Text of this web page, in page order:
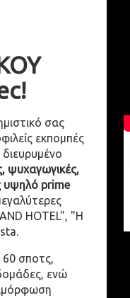
σας
εκπομπές
ψυχαγωγικές,
υψηλό prime
HOTEL", "Η
60 σποτς,
ενώ